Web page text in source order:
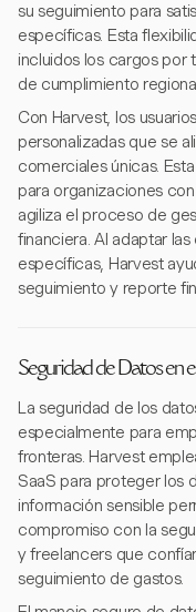
su seguimiento para
específicas. Esta
incluidos los cargos por
de cumplimiento
Con Harvest, los
personalizadas que se
comerciales únicas.
para organizaciones
agiliza el proceso de
financiera. Al adaptar
específicas, Harvest
seguimiento y reporte
Seguridad de Datos en
La seguridad de los
especialmente para
fronteras. Harvest
SaaS para proteger los
información sensible
compromiso con la
y freelancers que
seguimiento de gastos.